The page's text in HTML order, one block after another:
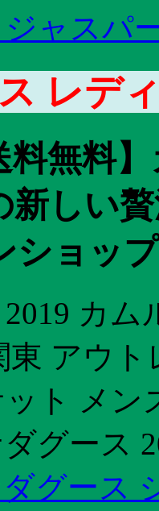
ャスパ
レデ
料無料
新しい
ショップ
カ
東 アウ
ト メ
グース
グース